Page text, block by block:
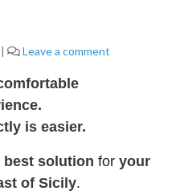
| Leave a comment
is easier.
best solution for your
of Sicily.